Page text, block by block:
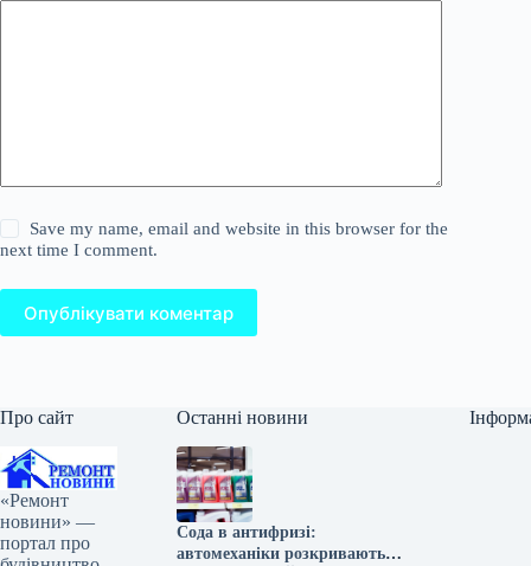
Save my name, email and website in this browser for the
next time I comment.
Опублікувати коментар
Про сайт
«Ремонт
новини» —
портал про
Останні новини
Сода в антифризі:
автомеханіки розкривають